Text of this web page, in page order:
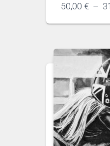
50,00 € –